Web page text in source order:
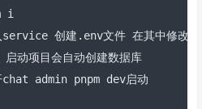
i
service 创建. env文件 在其中修改
启动项目会自动创建数据库
chat admin pnpm dev启动